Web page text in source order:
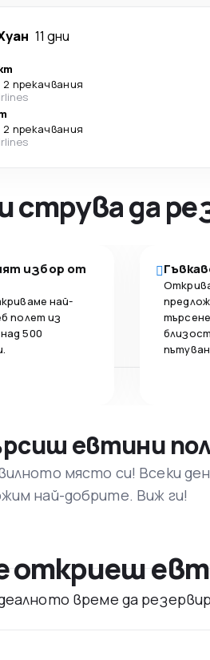
11 дни
2 прекачвания
2 прекачвания
струва да
избор от
най-
полет из
500
евтини
място си! Всеки
най-добрите. Виж ги!
откриеш
време да